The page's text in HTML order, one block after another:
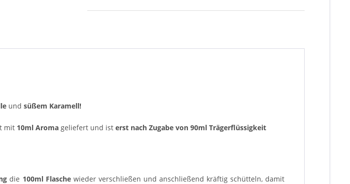
und süßem Karamell!
mit 10ml Aroma geliefert und ist erst nach Zugabe von 90ml Trägerflüssigkeit
die 100ml Flaschewieder verschließen und anschließend kräftig schütteln, damit